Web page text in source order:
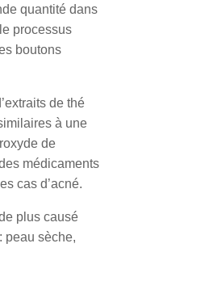
quantité dans
processus
boutons
de thé
à une
de
médicaments
cas d’acné.
plus causé
peau sèche,